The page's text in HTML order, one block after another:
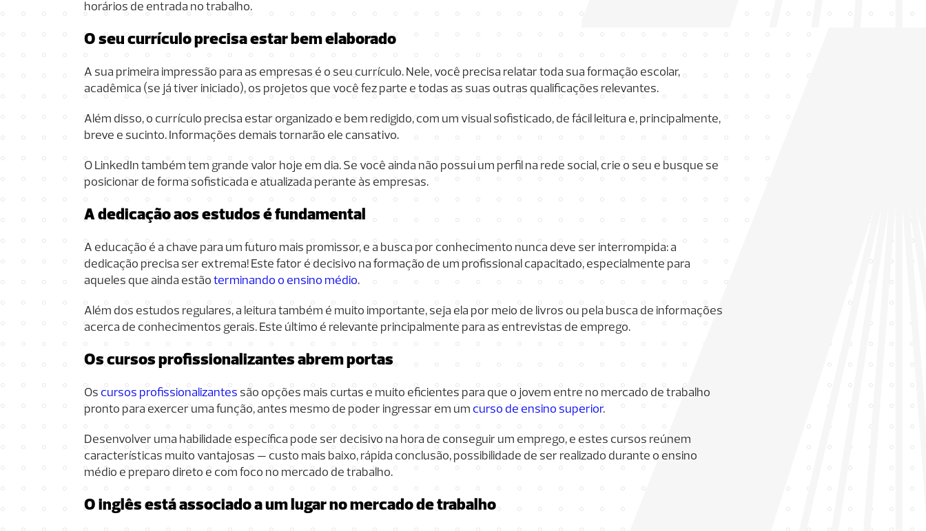
horários de entrada no trabalho.
O seu currículo precisa estar bem elaborado
A sua primeira impressão para as empresas é o seu currículo. Nele, você precisa relatar toda sua formação escolar,
acadêmica (se já tiver iniciado), os projetos que você fez parte e todas as suas outras qualificações relevantes.
Além disso, o currículo precisa estar organizado e bem redigido, com um visual sofisticado, de fácil leitura e, principalmente,
breve e sucinto. Informações demais tornarão ele cansativo.
O LinkedIn também tem grande valor hoje em dia. Se você ainda não possui um perfil na rede social, crie o seu e busque se
posicionar de forma sofisticada e atualizada perante às empresas.
A dedicação aos estudos é fundamental
A educação é a chave para um futuro mais promissor, e a busca por conhecimento nunca deve ser interrompida: a
dedicação precisa ser extrema! Este fator é decisivo na formação de um profissional capacitado, especialmente para
aqueles que ainda estão terminando o ensino médio.
Além dos estudos regulares, a leitura também é muito importante, seja ela por meio de livros ou pela busca de informações
acerca de conhecimentos gerais. Este último é relevante principalmente para as entrevistas de emprego.
Os cursos profissionalizantes abrem portas
Os cursos profissionalizantes são opções mais curtas e muito eficientes para que o jovem entre no mercado de trabalho
pronto para exercer uma função, antes mesmo de poder ingressar em um curso de ensino superior.
Desenvolver uma habilidade específica pode ser decisivo na hora de conseguir um emprego, e estes cursos reúnem
características muito vantajosas — custo mais baixo, rápida conclusão, possibilidade de ser realizado durante o ensino
médio e preparo direto e com foco no mercado de trabalho.
O inglês está associado a um lugar no mercado de trabalho